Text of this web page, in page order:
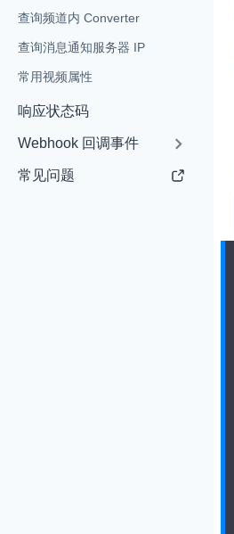
查询频道内 Converter
查询消息通知服务器 IP
常用视频属性
响应状态码
Webhook 回调事件
常见问题